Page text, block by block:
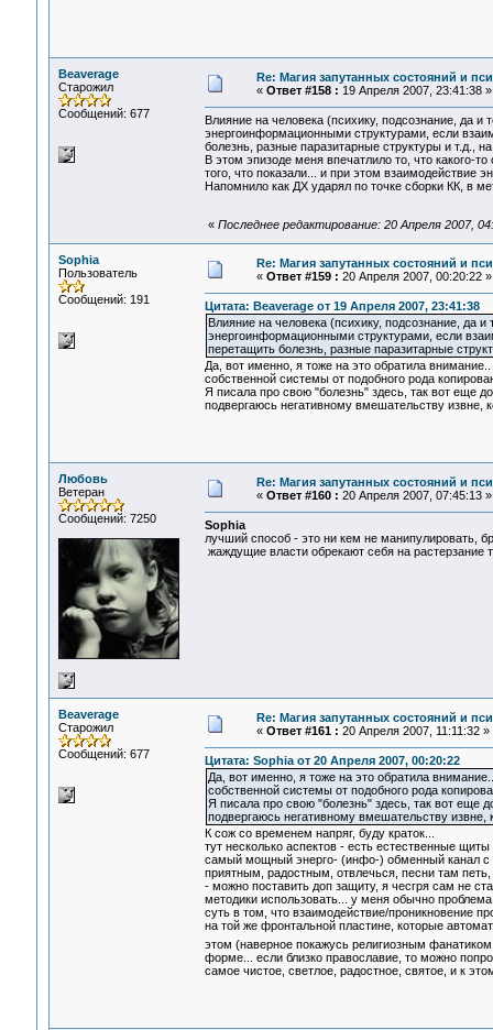
Beaverage
Старожил
Сообщений: 677
Re: Магия запутанных состояний и
« Ответ #158 : 19 Апреля 2007, 23:41:38 »
Влияние на человека (психику, подсознание, да и
энергоинформационными структурами, если
болезнь, разные паразитарные структуры и т.д.,
В этом эпизоде меня впечатлило то, что какого-
того, что показали... и при этом взаимодействие
Напомнило как ДХ ударял по точке сборки КК, в
« Последнее редактирование: 20 Апреля 2007,
Sophia
Пользователь
Сообщений: 191
Re: Магия запутанных состояний и
« Ответ #159 : 20 Апреля 2007, 00:20:22 »
Цитата: Beaverage от 19 Апреля 2007, 23:41:38
Влияние на человека (психику, подсознание, да
энергоинформационными структурами, если
перетащить болезнь, разные паразитарные
Да, вот именно, я тоже на это обратила
собственной системы от подобного рода
Я писала про свою "болезнь" здесь, так вот еще
подвергаюсь негативному вмешательству извне,
Любовь
Ветеран
Сообщений: 7250
Re: Магия запутанных состояний и
« Ответ #160 : 20 Апреля 2007, 07:45:13 »
Sophia
лучший способ - это ни кем не манипулировать,
жаждущие власти обрекают себя на
Beaverage
Старожил
Сообщений: 677
Re: Магия запутанных состояний и
« Ответ #161 : 20 Апреля 2007, 11:11:32 »
Цитата: Sophia от 20 Апреля 2007, 00:20:22
Да, вот именно, я тоже на это обратила
собственной системы от подобного рода
Я писала про свою "болезнь" здесь, так вот еще
подвергаюсь негативному вмешательству извне,
К сож со временем напряг, буду краток...
тут несколько аспектов - есть естественные
самый мощный энерго- (инфо-) обменный канал с
приятным, радостным, отвлечься, песни там петь,
- можно поставить доп защиту, я чесгря сам не
методики использовать... у меня обычно
суть в том, что взаимодействие/проникновение
на той же фронтальной пластине, которые
этом (наверное покажусь религиозным
форме... если близко православие, то можно
самое чистое, светлое, радостное, святое, и к